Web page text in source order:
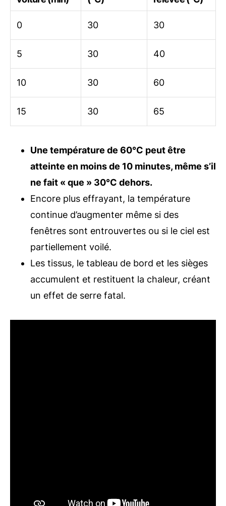
0 30 30
5 30 40
10 30 60
15 30 65
Une température de 60°C peut être
atteinte en moins de 10 minutes, même s’il
ne fait « que » 30°C dehors.
Encore plus effrayant, la température
continue d’augmenter même si des
fenêtres sont entrouvertes ou si le ciel est
partiellement voilé.
Les tissus, le tableau de bord et les sièges
accumulent et restituent la chaleur, créant
un effet de serre fatal.